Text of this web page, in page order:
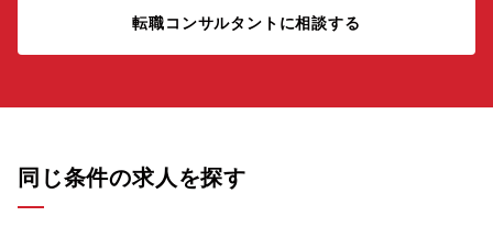
転職コンサルタントに相談する
同じ条件の求人を探す